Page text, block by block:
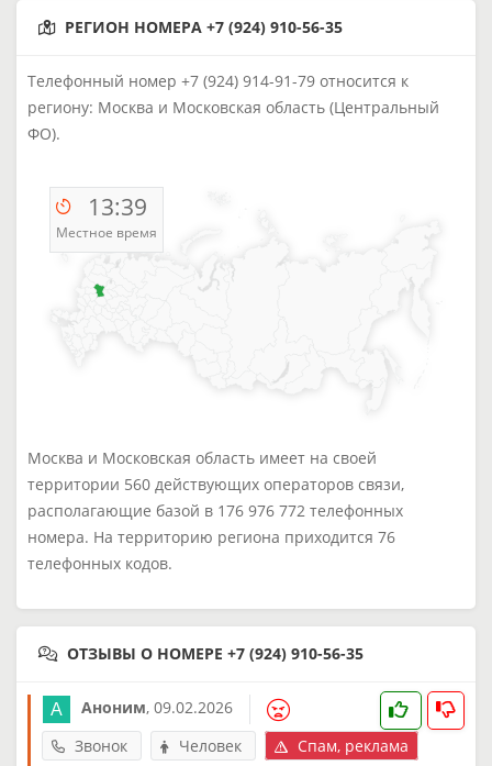
РЕГИОН НОМЕРА +7 (924) 910-56-35
Телефонный номер +7 (924) 914-91-79 относится к
региону: Москва и Московская область (Центральный
ФО).
13:39
Местное время
Москва и Московская область имеет на своей
территории 560 действующих операторов связи,
располагающие базой в 176 976 772 телефонных
номера. На территорию региона приходится 76
телефонных кодов.
ОТЗЫВЫ О НОМЕРЕ +7 (924) 910-56-35
Аноним, 09.02.2026
Звонок
Человек Спам, реклама